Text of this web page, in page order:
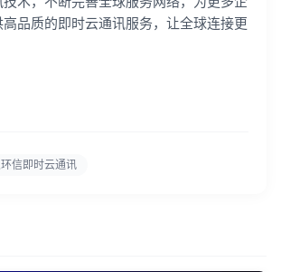
品质的即时云通讯服务，让全球连接更
信即时云通讯